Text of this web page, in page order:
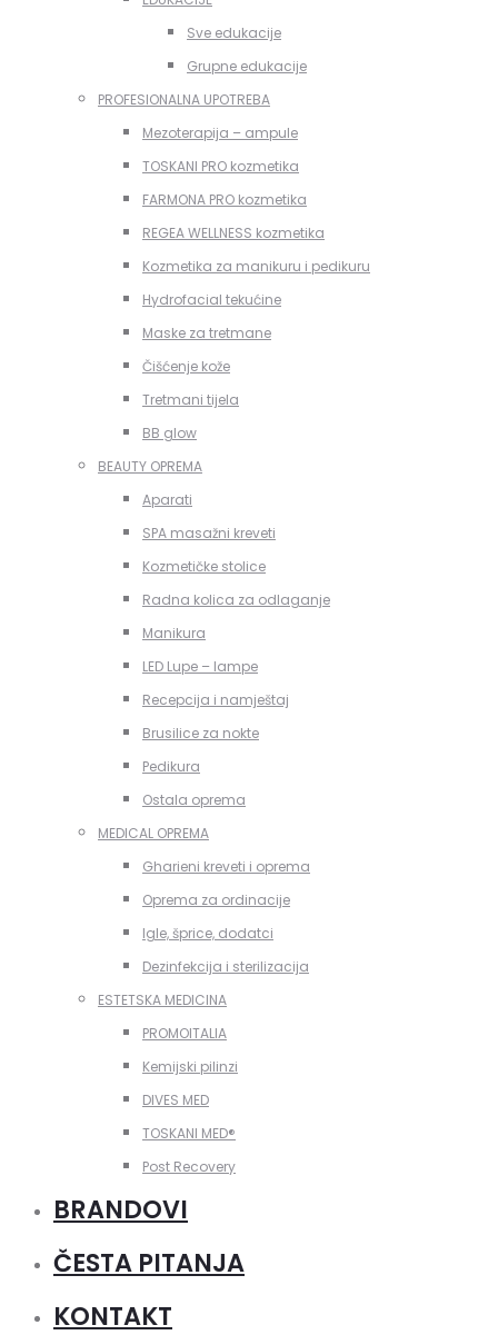
Sve edukacije
Grupne edukacije
PROFESIONALNA UPOTREBA
Mezoterapija – ampule
TOSKANI PRO kozmetika
FARMONA PRO kozmetika
REGEA WELLNESS kozmetika
Kozmetika za manikuru i pedikuru
Hydrofacial tekućine
Maske za tretmane
Čišćenje kože
Tretmani tijela
BB glow
BEAUTY OPREMA
Aparati
SPA masažni kreveti
Kozmetičke stolice
Radna kolica za odlaganje
Manikura
LED Lupe – lampe
Recepcija i namještaj
Brusilice za nokte
Pedikura
Ostala oprema
MEDICAL OPREMA
Gharieni kreveti i oprema
Oprema za ordinacije
Igle, šprice, dodatci
Dezinfekcija i sterilizacija
ESTETSKA MEDICINA
PROMOITALIA
Kemijski pilinzi
DIVES MED
TOSKANI MED®️
Post Recovery
BRANDOVI
ČESTA PITANJA
KONTAKT